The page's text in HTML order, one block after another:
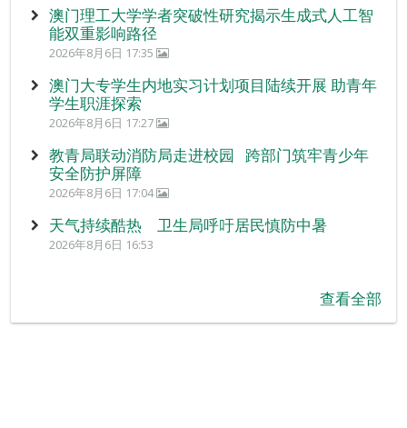
澳门理工大学学者突破性研究揭示生成式人工智
能双重影响路径
2026年8月6日 17:35
澳门大专学生内地实习计划项目陆续开展 助青年
学生职涯探索
2026年8月6日 17:27
教青局联动消防局走进校园 跨部门筑牢青少年
安全防护屏障
2026年8月6日 17:04
天气持续酷热 卫生局呼吁居民慎防中暑
2026年8月6日 16:53
查看全部